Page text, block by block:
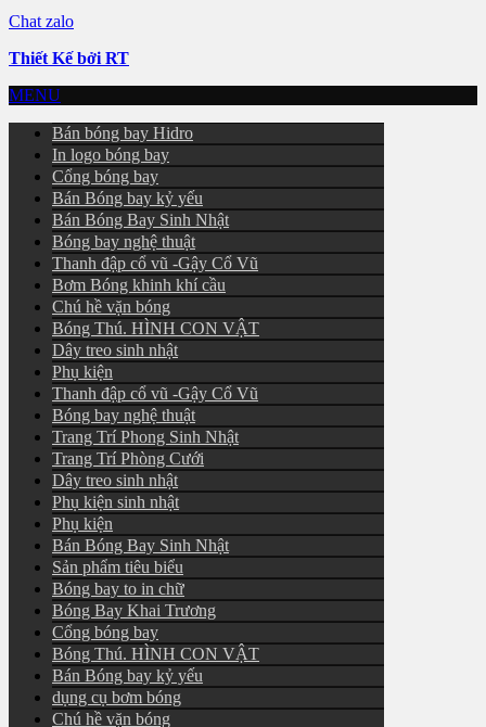
Chat zalo
Thiết Kế bởi RT
MENU
Bán bóng bay Hidro
In logo bóng bay
Cổng bóng bay
Bán Bóng bay kỷ yếu
Bán Bóng Bay Sinh Nhật
Bóng bay nghệ thuật
Thanh đập cổ vũ -Gậy Cổ Vũ
Bơm Bóng khinh khí cầu
Chú hề vặn bóng
Bóng Thú. HÌNH CON VẬT
Dây treo sinh nhật
Phụ kiện
Thanh đập cổ vũ -Gậy Cổ Vũ
Bóng bay nghệ thuật
Trang Trí Phong Sinh Nhật
Trang Trí Phòng Cưới
Dây treo sinh nhật
Phụ kiện sinh nhật
Phụ kiện
Bán Bóng Bay Sinh Nhật
Sản phẩm tiêu biểu
Bóng bay to in chữ
Bóng Bay Khai Trương
Cổng bóng bay
Bóng Thú. HÌNH CON VẬT
Bán Bóng bay kỷ yếu
dụng cụ bơm bóng
Chú hề vặn bóng